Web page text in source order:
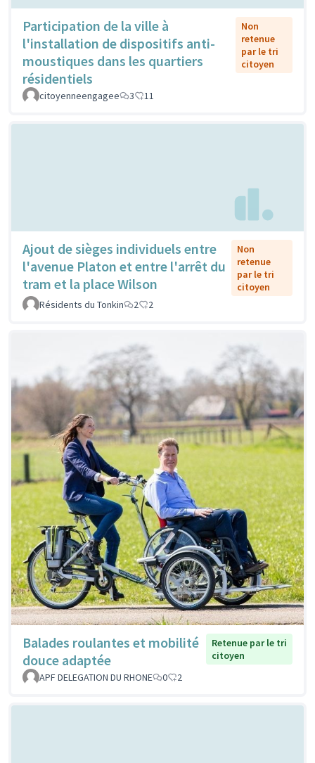
Participation de la ville à
l'installation de dispositifs anti-
moustiques dans les quartiers
résidentiels
Non
retenue
par le tri
citoyen
citoyenneengagee 3 11
Ajout de sièges individuels entre
l'avenue Platon et entre l'arrêt du
tram et la place Wilson
Non
retenue
par le tri
citoyen
Résidents du Tonkin
2 2
Balades roulantes et mobilité
douce adaptée
Retenue par le tri
citoyen
APF DELEGATION DU RHONE
0 2